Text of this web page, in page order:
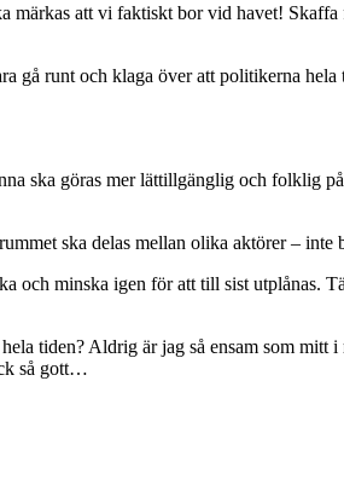
att vi faktiskt bor vid havet!
gå runt och klaga över att politikerna
göras mer lättillgänglig och folklig
ska delas mellan olika aktörer – inte
och minska igen för att till sist utplånas.
tiden? Aldrig är jag så ensam som
så gott…